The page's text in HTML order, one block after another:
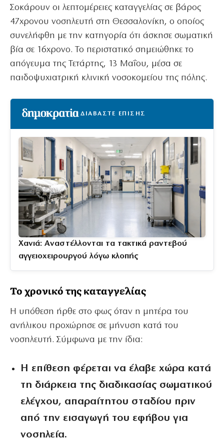
Σοκάρουν οι λεπτομέρειες καταγγελίας σε βάρος
47χρονου νοσηλευτή στη Θεσσαλονίκη, ο οποίος
συνελήφθη με την κατηγορία ότι άσκησε σωματική
βία σε 16χρονο. Το περιστατικό σημειώθηκε το
απόγευμα της Τετάρτης, 13 Μαΐου, μέσα σε
παιδοψυχιατρική κλινική νοσοκομείου της πόλης.
ΔΙΑΒΑΣΤΕ ΕΠΙΣΗΣ
Χανιά: Αναστέλλονται τα τακτικά ραντεβού
αγγειοχειρουργού λόγω κλοπής
Το χρονικό της καταγγελίας
Η υπόθεση ήρθε στο φως όταν η μητέρα του
ανήλικου προχώρησε σε μήνυση κατά του
νοσηλευτή. Σύμφωνα με την ίδια:
Η επίθεση φέρεται να έλαβε χώρα κατά
τη διάρκεια της διαδικασίας σωματικού
ελέγχου, απαραίτητου σταδίου πριν
από την εισαγωγή του εφήβου για
νοσηλεία.